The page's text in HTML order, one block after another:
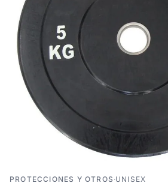
PROTECCIONES Y OTROS ·UNISEX